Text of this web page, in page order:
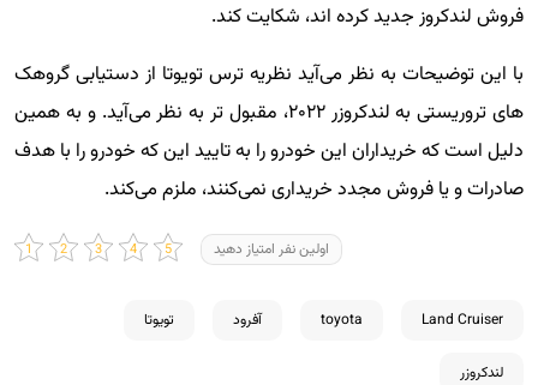
فروش لندکروز جدید کرده اند، شکایت کند.
با این توضیحات به نظر می‌آید نظریه ترس تویوتا از دستیابی گروهک
های تروریستی به لندکروزر ۲۰۲۲، مقبول تر به نظر می‌آید. و به همین
دلیل است که خریداران این خودرو را به تایید این که خودرو را با هدف
صادرات و یا فروش مجدد خریداری نمی‌کنند، ملزم می‌کند.
اولین نفر امتیاز دهید
Land Cruiser
toyota آفرود تویوتا
لندکروزر